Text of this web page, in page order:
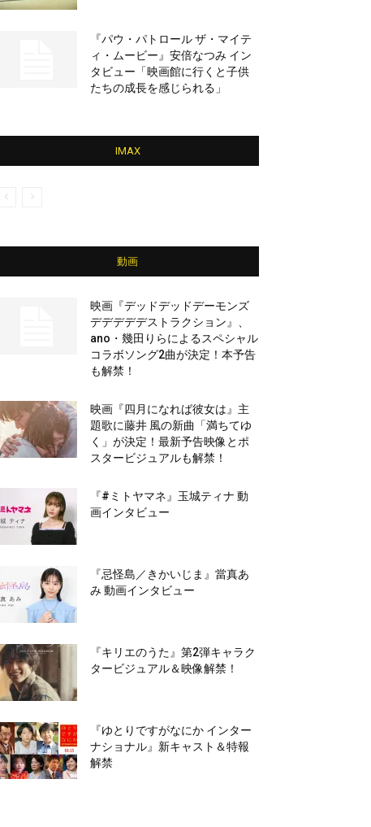
『パウ・パトロール ザ・マイテ
ィ・ムービー』安倍なつみ イン
タビュー「映画館に行くと子供
たちの成長を感じられる」
IMAX
動画
映画『デッドデッドデーモンズ
デデデデデストラクション』、
ano・幾田りらによるスペシャル
コラボソング2曲が決定！本予告
も解禁！
映画『四月になれば彼女は』主
題歌に藤井 風の新曲「満ちてゆ
く」が決定！最新予告映像とポ
スタービジュアルも解禁！
『#ミトヤマネ』玉城ティナ 動
画インタビュー
『忌怪島／きかいじま』當真あ
み 動画インタビュー
『キリエのうた』第2弾キャラク
タービジュアル＆映像解禁！
『ゆとりですがなにか インター
ナショナル』新キャスト＆特報
解禁